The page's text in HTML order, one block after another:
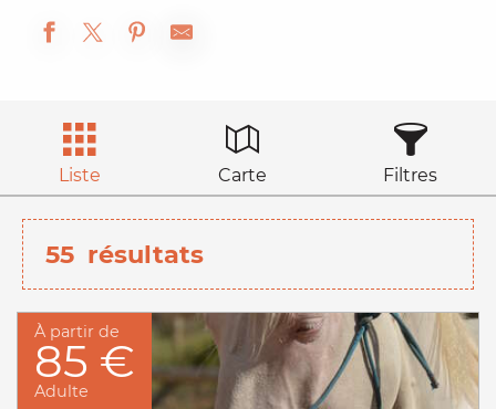
Liste Carte Filtres
55 résultats
À partir de
85 €
Adulte